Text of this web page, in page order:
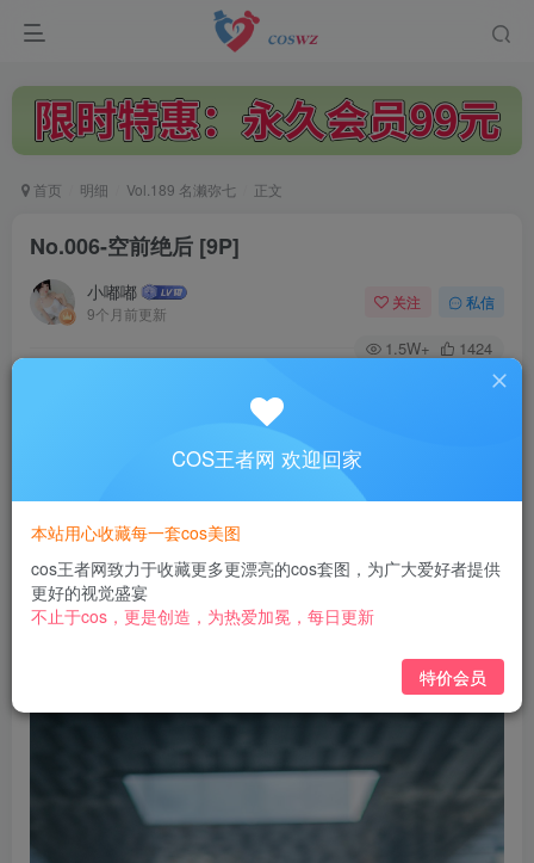
首页 明细 Vol.189 名濑弥七 正文
No.006-空前绝后 [9P]
小嘟嘟
9个月前更新
关注 私信
1.5W+ 1424
此内容为付费阅读，请付费后查看
3
黄金会员免费 钻石会员 免费
立即购买
COS王者网 欢迎回家
本站用心收藏每一套cos美图
cos王者网致力于收藏更多更漂亮的cos套图，为广大爱好者提供
更好的视觉盛宴
不止于cos，更是创造，为热爱加冕，每日更新
特价会员